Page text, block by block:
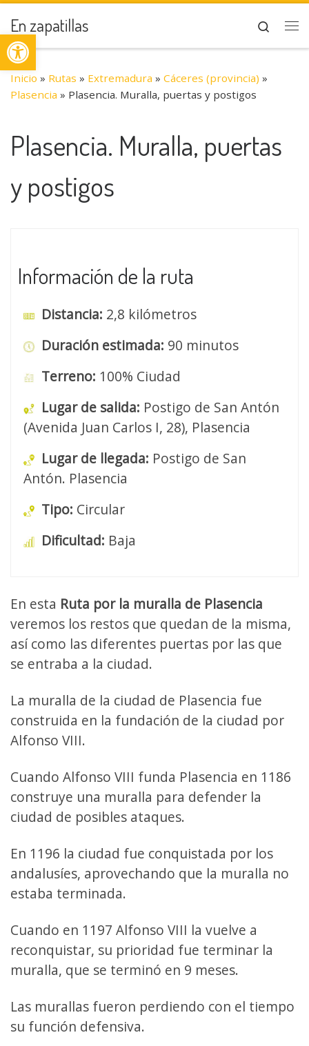
Abrir barra de herramientas
Saltar al contenido
En zapatillas
Search
Inicio » Rutas » Extremadura » Cáceres (provincia) »
Plasencia » Plasencia. Muralla, puertas y postigos
Plasencia. Muralla, puertas
y postigos
Información de la ruta
Distancia: 2,8 kilómetros
Duración estimada: 90 minutos
Terreno: 100% Ciudad
Lugar de salida: Postigo de San Antón
(Avenida Juan Carlos I, 28), Plasencia
Lugar de llegada: Postigo de San
Antón. Plasencia
Tipo: Circular
Dificultad: Baja
En esta Ruta por la muralla de Plasencia
veremos los restos que quedan de la misma,
así como las diferentes puertas por las que
se entraba a la ciudad.
La muralla de la ciudad de Plasencia fue
construida en la fundación de la ciudad por
Alfonso VIII.
Cuando Alfonso VIII funda Plasencia en 1186
construye una muralla para defender la
ciudad de posibles ataques.
En 1196 la ciudad fue conquistada por los
andalusíes, aprovechando que la muralla no
estaba terminada.
Cuando en 1197 Alfonso VIII la vuelve a
reconquistar, su prioridad fue terminar la
muralla, que se terminó en 9 meses.
Las murallas fueron perdiendo con el tiempo
su función defensiva.